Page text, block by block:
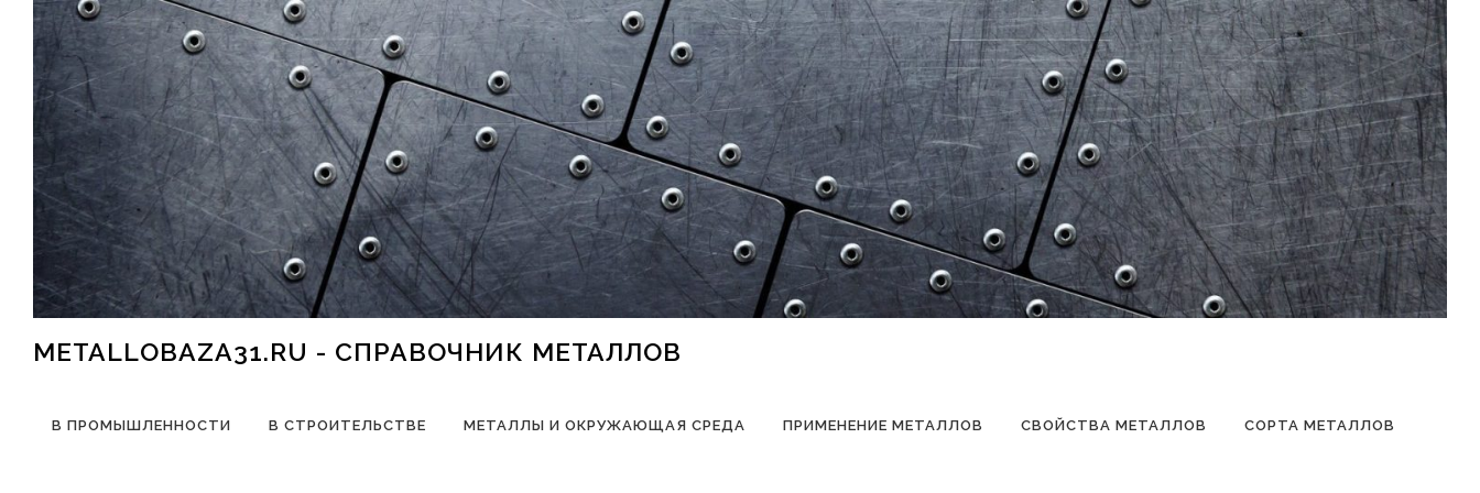
Перейти к содержимому
METALLOBAZA31.RU - СПРАВОЧНИК МЕТАЛЛОВ
В ПРОМЫШЛЕННОСТИ В СТРОИТЕЛЬСТВЕ МЕТАЛЛЫ И ОКРУЖАЮЩАЯ СРЕДА ПРИМЕНЕНИЕ МЕТАЛЛОВ СВОЙСТВА МЕТАЛЛОВ СОРТА МЕТАЛЛОВ